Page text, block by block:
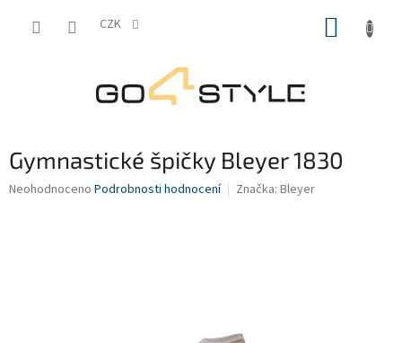
CZK
Gymnastické špičky Bleyer 1830
Průměrné
Neohodnoceno Podrobnosti hodnocení Značka: Bleyer